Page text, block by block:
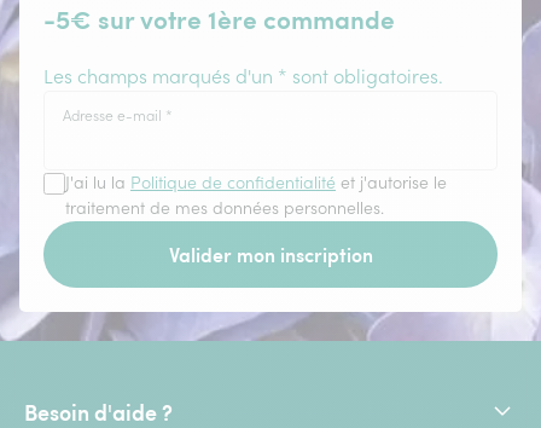
-5€ sur votre 1ère commande
Les champs marqués d'un * sont obligatoires.
Adresse e-mail *
J'ai lu la Politique de confidentialité et j'autorise le
traitement de mes données personnelles.
Valider mon inscription
Besoin d'aide ?